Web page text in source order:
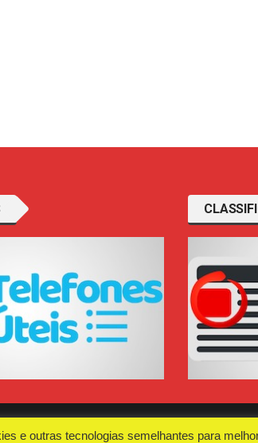
e outras tecnologias semelhantes para